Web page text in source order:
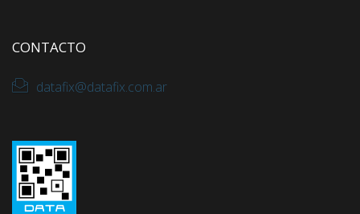
CONTACTO
datafix@datafix.com.ar